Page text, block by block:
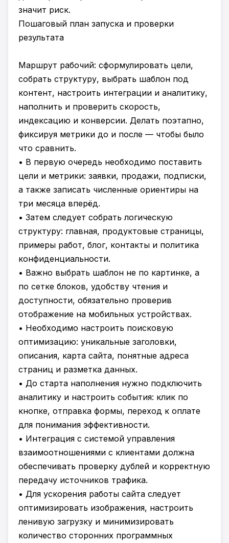
значит риск.
Пошаговый план запуска и проверки
результата
Маршрут рабочий: сформулировать цели,
собрать структуру, выбрать шаблон под
контент, настроить интеграции и аналитику,
наполнить и проверить скорость,
индексацию и конверсии. Делать поэтапно,
фиксируя метрики до и после — чтобы было
что сравнить.
• В первую очередь необходимо поставить
цели и метрики: заявки, продажи, подписки,
а также записать численные ориентиры на
три месяца вперёд.
• Затем следует собрать логическую
структуру: главная, продуктовые страницы,
примеры работ, блог, контакты и политика
конфиденциальности.
• Важно выбрать шаблон не по картинке, а
по сетке блоков, удобству чтения и
доступности, обязательно проверив
отображение на мобильных устройствах.
• Необходимо настроить поисковую
оптимизацию: уникальные заголовки,
описания, карта сайта, понятные адреса
страниц и разметка данных.
• До старта наполнения нужно подключить
аналитику и настроить события: клик по
кнопке, отправка формы, переход к оплате
для понимания эффективности.
• Интеграция с системой управления
взаимоотношениями с клиентами должна
обеспечивать проверку дублей и корректную
передачу источников трафика.
• Для ускорения работы сайта следует
оптимизировать изображения, настроить
ленивую загрузку и минимизировать
количество сторонних программных